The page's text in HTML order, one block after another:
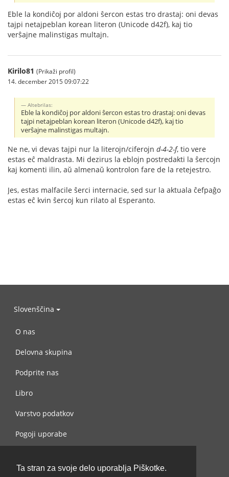
Ta stran za svoje delo uporablja Piškotke.
Eble la kondiĉoj por aldoni ŝercon estas tro drastaj: oni devas
tajpi netajpeblan korean literon (Unicode d42f), kaj tio
verŝajne malinstigas multajn.
Kirilo81 (Prikaži profil)
14. december 2015 09:07:22
Altebrilas:
Eble la kondiĉoj por aldoni ŝercon estas tro drastaj: oni devas
tajpi netajpeblan korean literon (Unicode d42f), kaj tio
verŝajne malinstigas multajn.
Ne ne, vi devas tajpi nur la literojn/ciferojn d-4-2-f, tio vere
estas eĉ maldrasta. Mi dezirus la eblojn postredakti la ŝercojn
kaj komenti ilin, aŭ almenaŭ kontrolon fare de la retejestro.
Jes, estas malfacile ŝerci internacie, sed sur la aktuala ĉefpaĝo
estas eĉ kvin ŝercoj kun rilato al Esperanto.
Slovenščina
O nas
Delovna skupina
Podprite nas
Libro
Varstvo podatkov
Pogoji uporabe